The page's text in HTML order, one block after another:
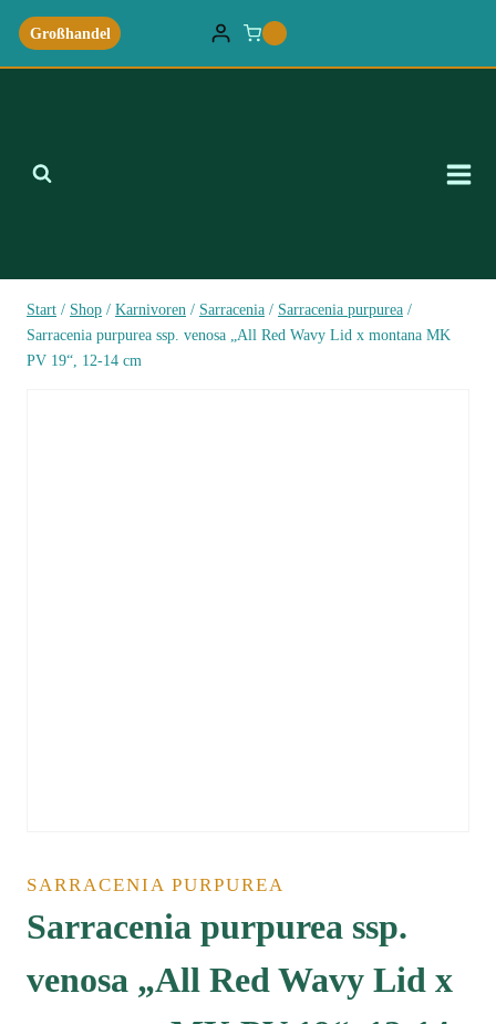
Zum
Inhalt
springen
Großhandel
Start / Shop / Karnivoren / Sarracenia / Sarracenia purpurea /
Sarracenia purpurea ssp. venosa „All Red Wavy Lid x montana MK
PV 19“, 12-14 cm
SARRACENIA PURPUREA
Sarracenia purpurea ssp.
venosa „All Red Wavy Lid x